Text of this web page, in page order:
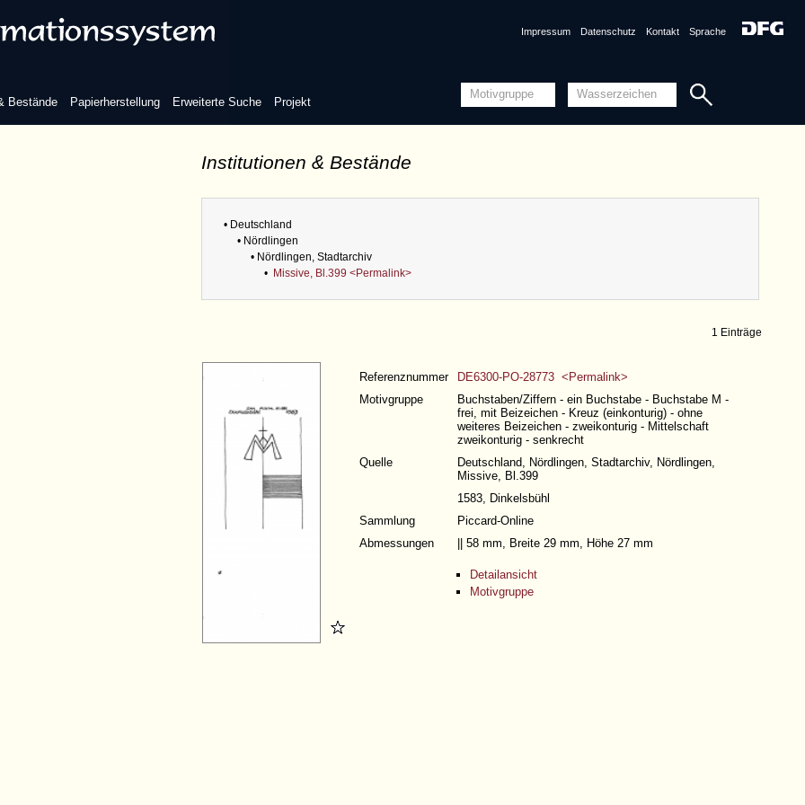
Bestände Papierherstellung Erweiterte Suche Projekt
Impressum Datenschutz Kontakt Sprache
Institutionen & Bestände
• Deutschland
• Nördlingen
• Nördlingen, Stadtarchiv
• Missive, Bl.399 <Permalink>
1 Einträge
Referenznummer
DE6300-PO-28773 <Permalink>
Motivgruppe
Buchstaben/Ziffern - ein Buchstabe - Buchstabe M -
frei, mit Beizeichen - Kreuz (einkonturig) - ohne
weiteres Beizeichen - zweikonturig - Mittelschaft
zweikonturig - senkrecht
Quelle
Deutschland, Nördlingen, Stadtarchiv, Nördlingen,
Missive, Bl.399
1583, Dinkelsbühl
Sammlung
Piccard-Online
Abmessungen
|| 58 mm, Breite 29 mm, Höhe 27 mm
Detailansicht
Motivgruppe